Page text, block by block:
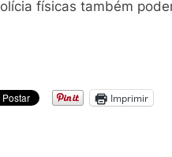
físicas também
Imprimir